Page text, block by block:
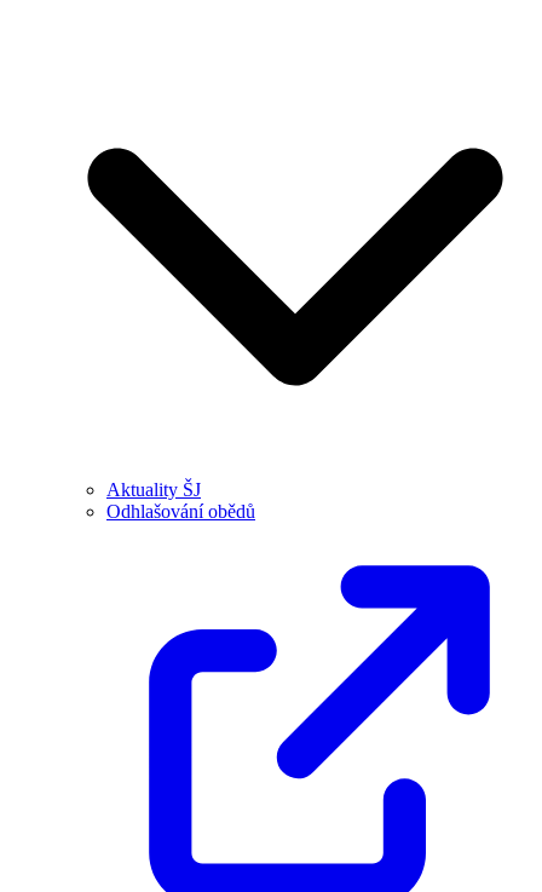
Aktuality ŠJ
Odhlašování obědů